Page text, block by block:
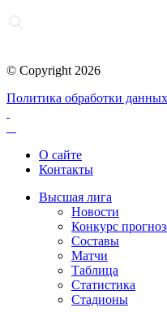
© Copyright 2026
Политика обработки данных
О сайте
Контакты
Высшая лига
Новости
Конкурс
Составы
Матчи
Таблица
Статистика
Стадионы